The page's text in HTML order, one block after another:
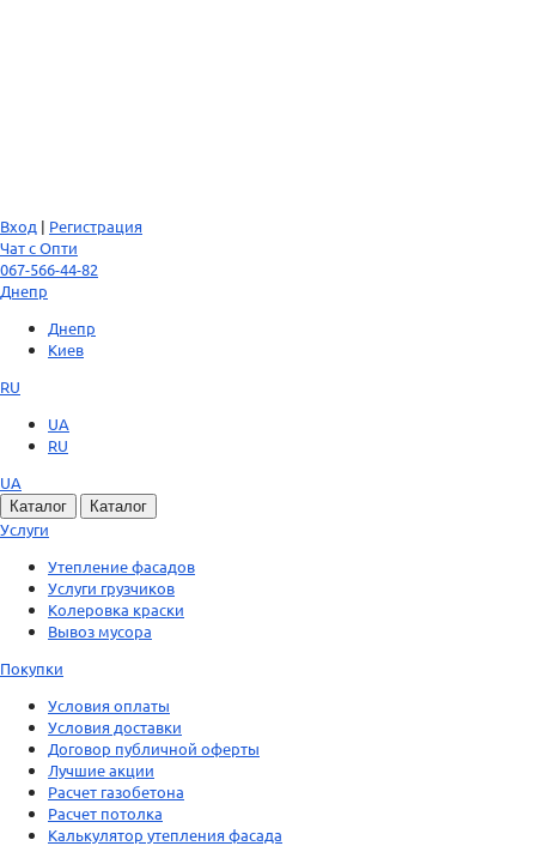
Вход | Регистрация
Чат с Опти
067-566-44-82
Днепр
Днепр
Киев
RU
UA
RU
UA
Каталог Каталог
Услуги
Утепление фасадов
Услуги грузчиков
Колеровка краски
Вывоз мусора
Покупки
Условия оплаты
Условия доставки
Договор публичной оферты
Лучшие акции
Расчет газобетона
Расчет потолка
Калькулятор утепления фасада